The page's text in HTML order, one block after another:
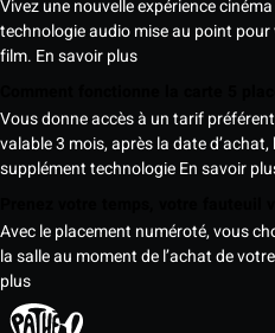
Vivez une nouvelle expérience
technologie audio mise au point
film. En savoir plus
Vous donne accès à un tarif
valable 3 mois, après la date
supplément technologieEn savoir
Avec le placement numéroté, vous
la salle au moment de l’achat de
plus